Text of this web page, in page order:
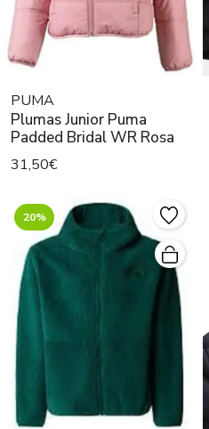
PUMA
Plumas Junior Puma
Padded Bridal WR Rosa
31,50€
20%